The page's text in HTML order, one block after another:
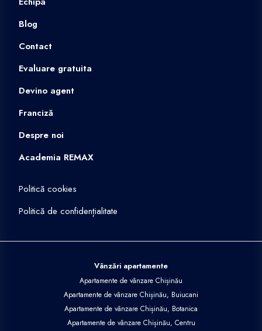
Blog
Contact
Evaluare gratuita
Devino agent
Franciză
Despre noi
Academia REMAX
Politică cookies
Politică de confidențialitate
Vânzări apartamente
Apartamente de vânzare Chișinău
Apartamente de vânzare Chișinău, Buiucani
Apartamente de vânzare Chișinău, Botanica
Apartamente de vânzare Chișinău, Centru